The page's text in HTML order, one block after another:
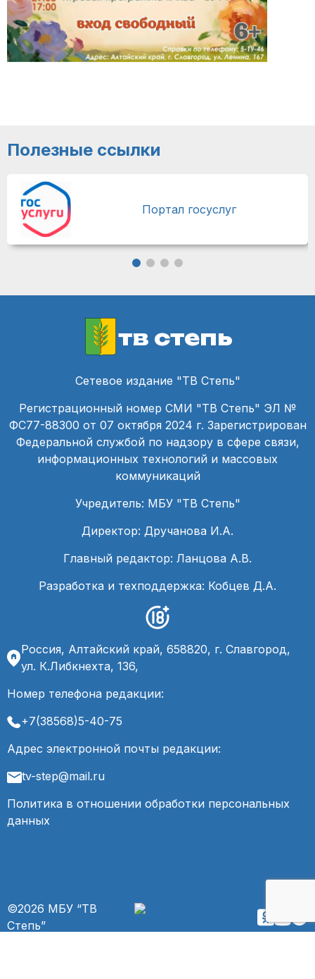
Полезные ссылки
Портал госуслуг
тв степь
Сетевое издание "ТВ Степь"
Регистрационный номер СМИ "ТВ Степь" ЭЛ №
ФС77-88300 от 07 октября 2024 г. Зарегистрирован
Федеральной службой по надзору в сфере связи,
информационных технологий и массовых
коммуникаций
Учредитель: МБУ "ТВ Степь"
Директор: Дручанова И.А.
Главный редактор: Ланцова А.В.
Разработка и техподдержка: Кобцев Д.А.
Россия, Алтайский край, 658820, г. Славгород,
ул. К.Либкнехта, 136,
Номер телефона редакции:
+7(38568)5-40-75
Адрес электронной почты редакции:
tv-step@mail.ru
Политика в отношении обработки персональных
данных
©2026 МБУ “ТВ
Степь”